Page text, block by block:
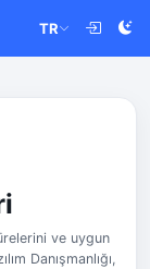
TR
ve uygun
Danışmanlığı,